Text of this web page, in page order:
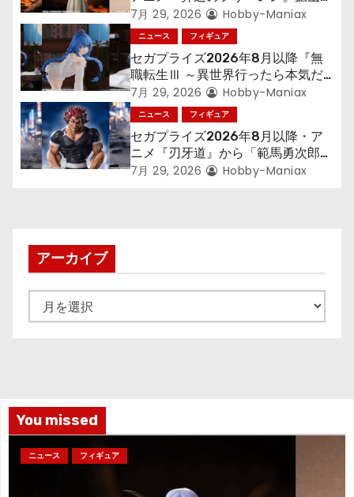
ン
300年働くことになっっちゃった
「フリーレン」を立体化！
7月 29, 2026 Hobby-Maniax
ニュース フィギュア
セガプライズ2026年8月以降『無
職転生Ⅲ ～異世界行ったら本気だ
す～』から「ロキシー」のフィギュ
アが登場！
7月 29, 2026 Hobby-Maniax
ニュース フィギュア
セガプライズ2026年8月以降・ア
ニメ『刃牙道』から「範馬勇次郎」
が登場ッッ!!
7月 29, 2026 Hobby-Maniax
アーカイブ
ー
You missed
ニュース フィギュア